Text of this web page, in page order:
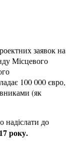
заявок на
Місцевого
100 000 євро,
(як
надіслати до
року.